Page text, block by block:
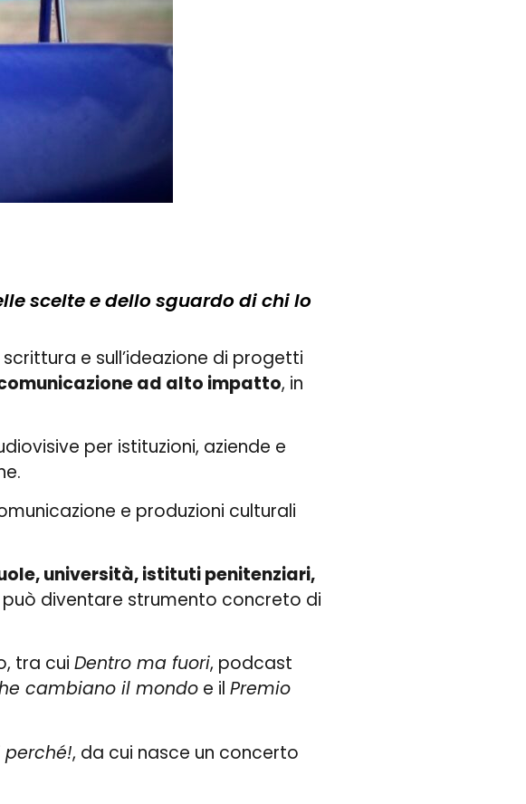
scelte e dello sguardo di chi lo
scrittura e sull’ideazione di progetti
ad alto impatto, in
per istituzioni, aziende e
e produzioni culturali
università, istituti penitenziari,
diventare strumento concreto di
tra cui Dentro ma fuori, podcast
cambiano il mondo e il Premio
, da cui nasce un concerto